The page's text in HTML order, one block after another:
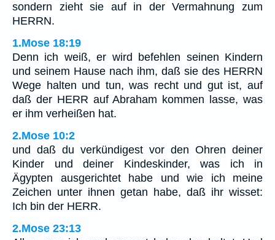
sondern zieht sie auf in der Vermahnung zum
HERRN.
1.Mose 18:19
Denn ich weiß, er wird befehlen seinen Kindern
und seinem Hause nach ihm, daß sie des HERRN
Wege halten und tun, was recht und gut ist, auf
daß der HERR auf Abraham kommen lasse, was
er ihm verheißen hat.
2.Mose 10:2
und daß du verkündigest vor den Ohren deiner
Kinder und deiner Kindeskinder, was ich in
Ägypten ausgerichtet habe und wie ich meine
Zeichen unter ihnen getan habe, daß ihr wisset:
Ich bin der HERR.
2.Mose 23:13